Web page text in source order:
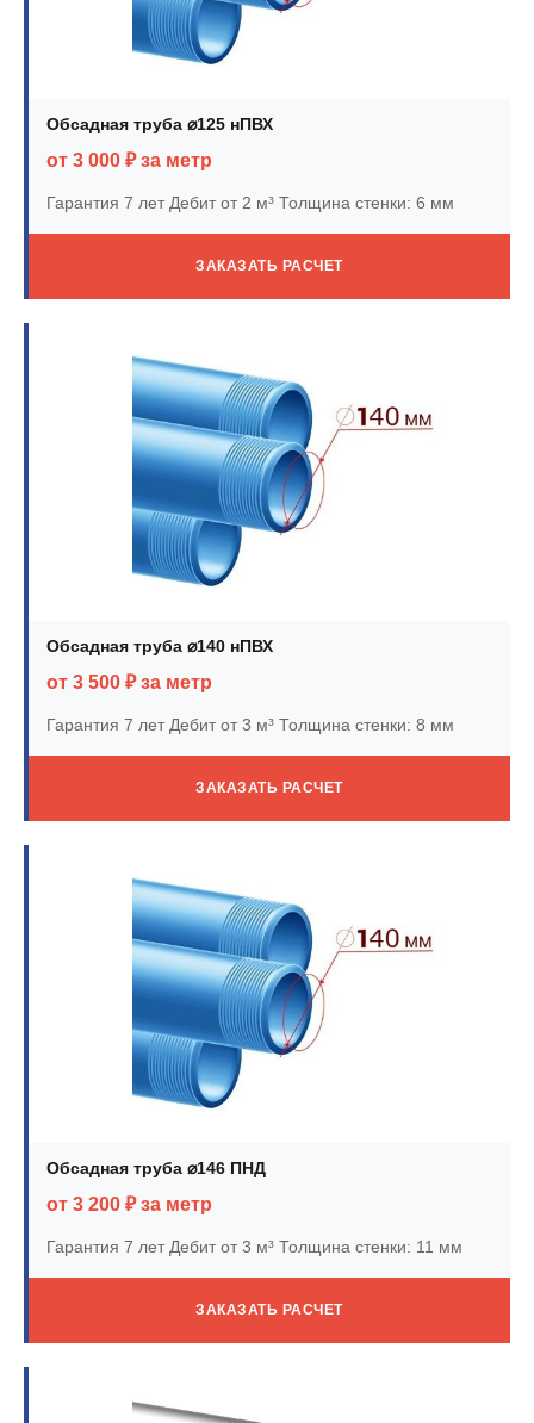
Обсадная труба ⌀125 нПВХ
от 3 000 ₽ за метр
Гарантия 7 летДебит от 2 м³ Толщина стенки: 6 мм
ЗАКАЗАТЬ РАСЧЕТ
Обсадная труба ⌀140 нПВХ
от 3 500 ₽ за метр
Гарантия 7 летДебит от 3 м³ Толщина стенки: 8 мм
ЗАКАЗАТЬ РАСЧЕТ
Обсадная труба ⌀146 ПНД
от 3 200 ₽ за метр
Гарантия 7 летДебит от 3 м³ Толщина стенки: 11 мм
ЗАКАЗАТЬ РАСЧЕТ